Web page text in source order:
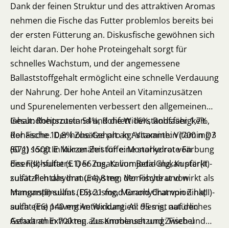
Dank der feinen Struktur und des attraktiven Aromas
nehmen die Fische das Futter problemlos bereits bei
der ersten Fütterung an. Diskusfische gewöhnen sich
leicht daran. Der hohe Proteingehalt sorgt für
schnelles Wachstum, und der angemessene
Ballaststoffgehalt ermöglicht eine schnelle Verdauung
der Nahrung. Der hohe Anteil an Vitaminzusätzen
und Spurenelementen verbessert den allgemeinen
Gesundheitszustand und die Widerstandsfähigkeit
der Fische. Der hohe Gehalt an Astaxanthin (700 mg /
80 g) sorgt in kurzer Zeit für eine starke rote Färbung
des Fischfutters. Der Zusatz von Beta-Glukan stärkt
zusätzlich das Immunsystem der Fische und wirkt als
Immunstimulans. Discusfood Grand Champion hat
auch eine präventive Wirkung. All dies ist auf den
Gehalt an Extrakten aus Knoblauch und Zwiebel
Inhalt: Rohprotein 54%, Rohfett 16%, Rohfaser 1,7%,
Rohasche 10,8% Zusätze pro kg: Vitamine: Vitamin D3
(671) 1500 IE Mikronährstoffe: Monohydrat von
Eisen(II)-sulfat (E1) 56 mg, Kaliumjodid mg, Kupfer(II)-
sulfat-Pentahydrat (E4) 8 mg, Monohydrat von
Mangan(II)-sulfat (E5) 21 mg, Monohydrat von Zink(II)-
sulfat (E6) 140 mg Antioxidantien: 95 mg, natürliches
Astaxanthin 700 mg. Zusammensetzung: Fisch und